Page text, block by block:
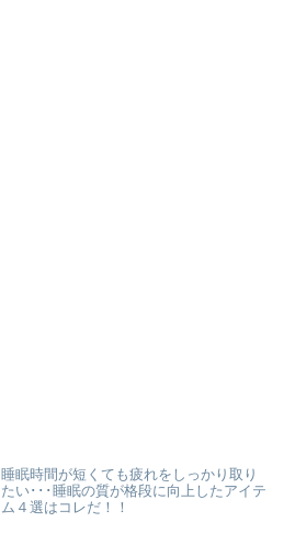
睡眠時間が短くても疲れをしっかり取り
たい･･･睡眠の質が格段に向上したアイテ
ム４選はコレだ！！